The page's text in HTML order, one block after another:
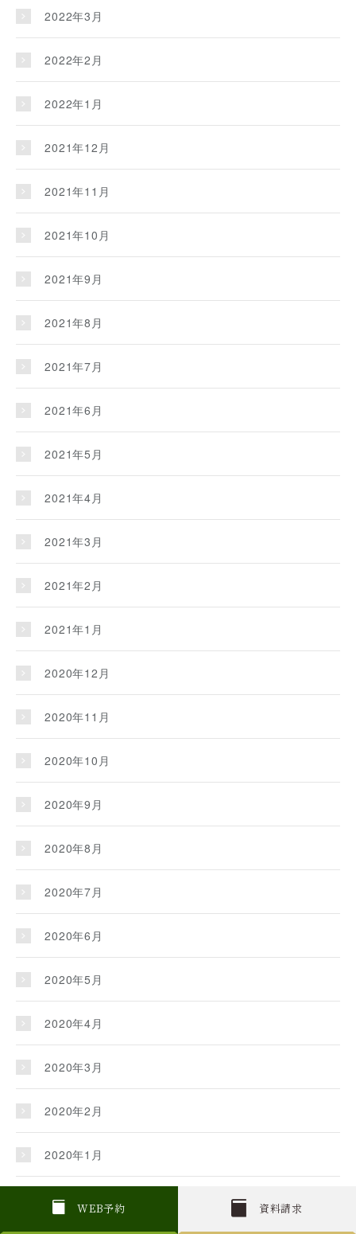
W EB予約 資料請求
2022年3月
2022年2月
2022年1月
2021年12月
2021年11月
2021年10月
2021年9月
2021年8月
2021年7月
2021年6月
2021年5月
2021年4月
2021年3月
2021年2月
2021年1月
2020年12月
2020年11月
2020年10月
2020年9月
2020年8月
2020年7月
2020年6月
2020年5月
2020年4月
2020年3月
2020年2月
2020年1月
2019年12月